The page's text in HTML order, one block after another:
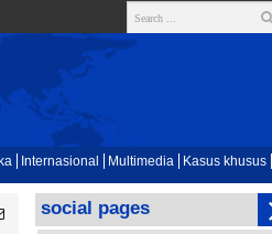
Internasional Multimedia Kasus khusus
social pages